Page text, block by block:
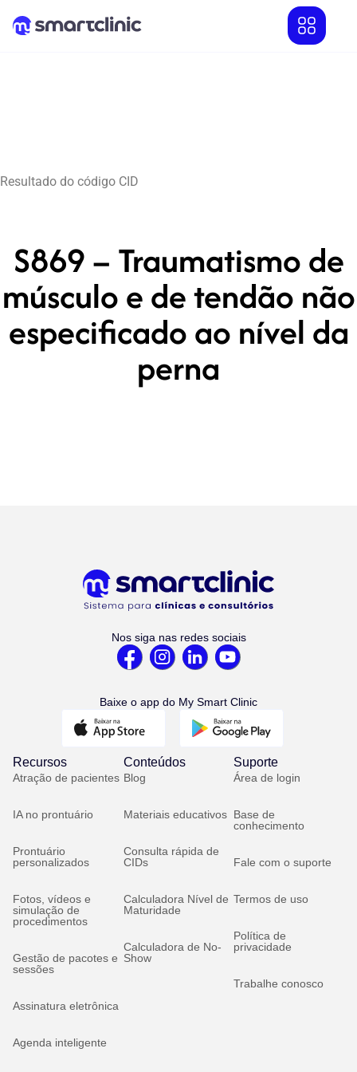
Resultado do código CID
S869 – Traumatismo de
músculo e de tendão não
especificado ao nível da
perna
Nos siga nas redes sociais
Baixe o app do My Smart Clinic
Recursos
Atração de pacientes
IA no prontuário
Prontuário
personalizados
Fotos, vídeos e
simulação de
procedimentos
Gestão de pacotes e
sessões
Assinatura eletrônica
Agenda inteligente
Conteúdos
Blog
Materiais educativos
Consulta rápida de
CIDs
Calculadora Nível de
Maturidade
Calculadora de No-
Show
Suporte
Área de login
Base de
conhecimento
Fale com o suporte
Termos de uso
Política de
privacidade
Trabalhe conosco